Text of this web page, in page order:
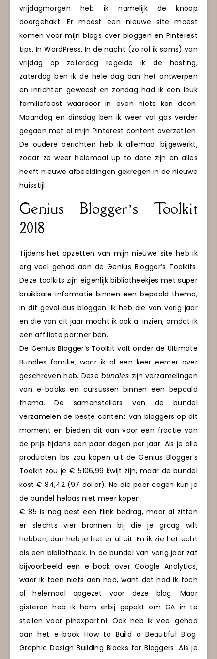
vrijdagmorgen heb ik namelijk de knoop
doorgehakt. Er moest een nieuwe site moest
komen voor mijn blogs over bloggen en Pinterest
tips. In WordPress. In de nacht (zo rol ik soms) van
vrijdag op zaterdag regelde ik de hosting,
zaterdag ben ik de hele dag aan het ontwerpen
en inrichten geweest en zondag had ik een leuk
familiefeest waardoor in even niets kon doen.
Maandag en dinsdag ben ik weer vol gas verder
gegaan met al mijn Pinterest content overzetten.
De oudere berichten heb ik allemaal bijgewerkt,
zodat ze weer helemaal up to date zijn en alles
heeft nieuwe afbeeldingen gekregen in de nieuwe
huisstijl.
Genius Blogger’s Toolkit
2018
Tijdens het opzetten van mijn nieuwe site heb ik
erg veel gehad aan de Genius Blogger’s Toolkits.
Deze toolkits zijn eigenlijk bibliotheekjes met super
bruikbare informatie binnen een bepaald thema,
in dit geval dus bloggen. Ik heb die van vorig jaar
en die van dit jaar mocht ik ook al inzien, omdat ik
een affiliate partner ben.
De Genius Blogger’s Toolkit valt onder de Ultimate
Bundles familie, waar ik al een keer eerder over
geschreven heb. Dezebundles zijn verzamelingen
van e-books en cursussen binnen een bepaald
thema. De samenstellers van de bundel
verzamelen de beste content van bloggers op dit
moment en bieden dit aan voor een fractie van
de prijs tijdens een paar dagen per jaar. Als je alle
producten los zou kopen uit de Genius Blogger’s
Toolkit zou je € 5106,99 kwijt zijn, maar de bundel
kost € 84,42 (97 dollar). Na die paar dagen kun je
de bundel helaas niet meer kopen.
€ 85 is nog best een flink bedrag, maar al zitten
er slechts vier bronnen bij die je graag wilt
hebben, dan heb je het er al uit. En ik zie het echt
als een bibliotheek. In de bundel van vorig jaar zat
bijvoorbeeld een e-book over Google Analytics,
waar ik toen niets aan had, want dat had ik toch
al helemaal opgezet voor deze blog. Maar
gisteren heb ik hem erbij gepakt om GA in te
stellen voor pinexpert.nl. Ook heb ik veel gehad
aan het e-book How to Build a Beautiful Blog:
Graphic Design Building Blocks for Bloggers. Als je